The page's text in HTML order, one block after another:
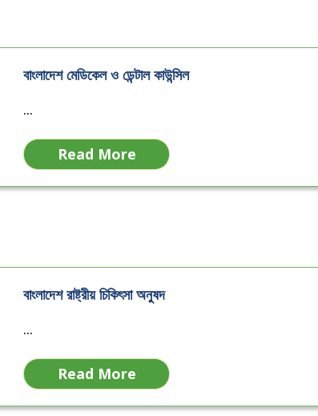
বাংলাদেশ মেডিকেল ও ডেন্টাল কাউন্সিল
...
Read More
বাংলাদেশ রাষ্ট্রীয় চিকিৎসা অনুষদ
...
Read More